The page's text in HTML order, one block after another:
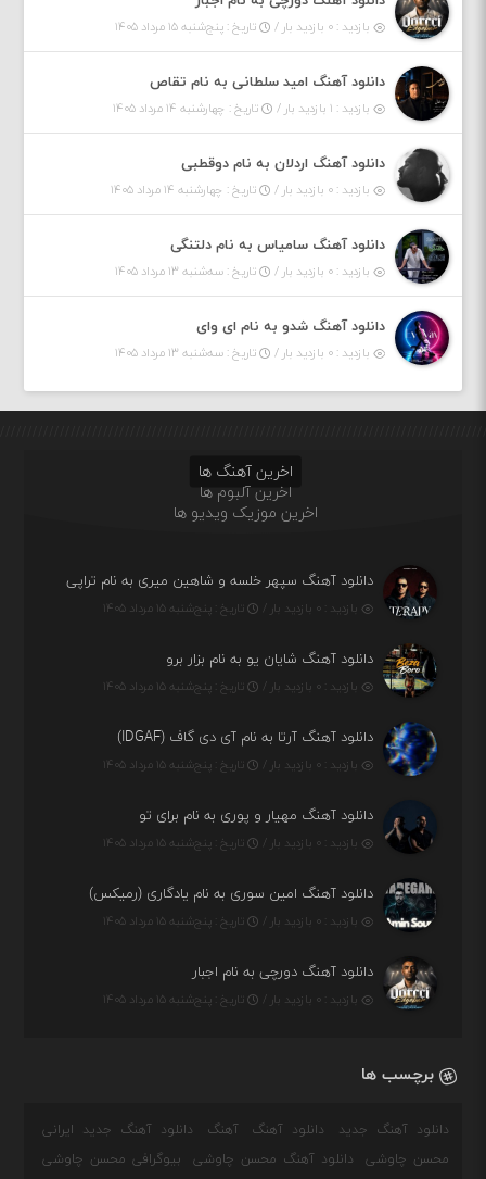
بازدید : ۰ بازدید بار / تاریخ : پنج‌شنبه ۱۵ مرداد ۱۴۰۵
دانلود آهنگ امید سلطانی به نام تقاص
بازدید : ۱ بازدید بار / تاریخ : چهارشنبه ۱۴ مرداد ۱۴۰۵
دانلود آهنگ اردلان به نام دوقطبی
بازدید : ۰ بازدید بار / تاریخ : چهارشنبه ۱۴ مرداد ۱۴۰۵
دانلود آهنگ سامیاس به نام دلتنگی
بازدید : ۰ بازدید بار / تاریخ : سه‌شنبه ۱۳ مرداد ۱۴۰۵
دانلود آهنگ شدو به نام ای وای
بازدید : ۰ بازدید بار / تاریخ : سه‌شنبه ۱۳ مرداد ۱۴۰۵
اخرین آهنگ ها
اخرین آلبوم ها
اخرین موزیک ویدیو ها
دانلود آهنگ سپهر خلسه و شاهین میری به نام تراپی
بازدید : ۰ بازدید بار / تاریخ : پنج‌شنبه ۱۵ مرداد ۱۴۰۵
دانلود آهنگ شایان یو به نام بزار برو
بازدید : ۰ بازدید بار / تاریخ : پنج‌شنبه ۱۵ مرداد ۱۴۰۵
دانلود آهنگ آرتا به نام آی دی گاف (IDGAF)
بازدید : ۰ بازدید بار / تاریخ : پنج‌شنبه ۱۵ مرداد ۱۴۰۵
دانلود آهنگ مهیار و پوری به نام برای تو
بازدید : ۰ بازدید بار / تاریخ : پنج‌شنبه ۱۵ مرداد ۱۴۰۵
دانلود آهنگ امین سوری به نام یادگاری (رمیکس)
بازدید : ۰ بازدید بار / تاریخ : پنج‌شنبه ۱۵ مرداد ۱۴۰۵
دانلود آهنگ دورچی به نام اجبار
بازدید : ۰ بازدید بار / تاریخ : پنج‌شنبه ۱۵ مرداد ۱۴۰۵
برچسب ها
دانلود آهنگ جدید دانلود آهنگ آهنگ
دانلود آهنگ جدید ایرانی
محسن چاوشی
دانلود آهنگ محسن چاوشی بیوگرافی محسن چاوشی